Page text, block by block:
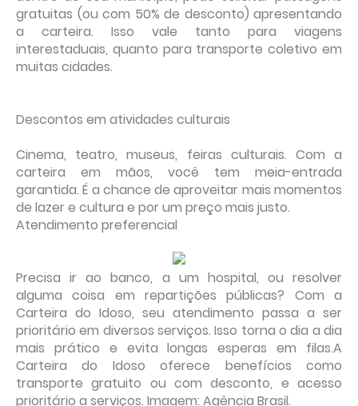
gratuitas (ou com 50% de desconto) apresentando
a carteira. Isso vale tanto para viagens
interestaduais, quanto para transporte coletivo em
muitas cidades.
Descontos em atividades culturais
Cinema, teatro, museus, feiras culturais. Com a
carteira em mãos, você tem meia-entrada
garantida. É a chance de aproveitar mais momentos
de lazer e cultura e por um preço mais justo.
Atendimento preferencial
Precisa ir ao banco, a um hospital, ou resolver
alguma coisa em repartições públicas? Com a
Carteira do Idoso, seu atendimento passa a ser
prioritário em diversos serviços. Isso torna o dia a dia
mais prático e evita longas esperas em filas.A
Carteira do Idoso oferece benefícios como
transporte gratuito ou com desconto, e acesso
prioritário a serviços. Imagem: Agência Brasil.